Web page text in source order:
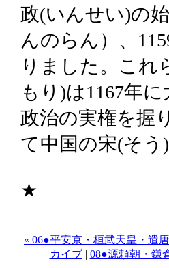
政(いんせい)の
んのらん）、
りました。これ
もり)は1167年
政治の実権を握
て中国の宋(そ
★
« 06●平安京・桓武天皇・遣
カイブ| 08●源頼朝・鎌